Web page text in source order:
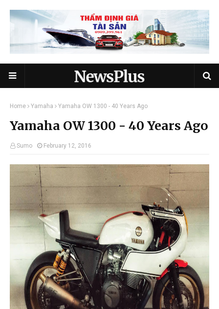
Home Yamaha Yamaha OW 1300 - 40 Years Ago
Yamaha OW 1300 - 40 Years Ago
Sumo February 12, 2016